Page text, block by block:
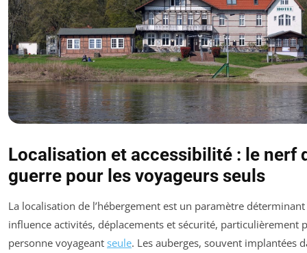
Localisation et accessibilité : le nerf
guerre pour les voyageurs seuls
La localisation de l’hébergement est un paramètre
influence activités, déplacements et sécurité, particulièrement
personne voyageant seule. Les auberges, souvent implantées